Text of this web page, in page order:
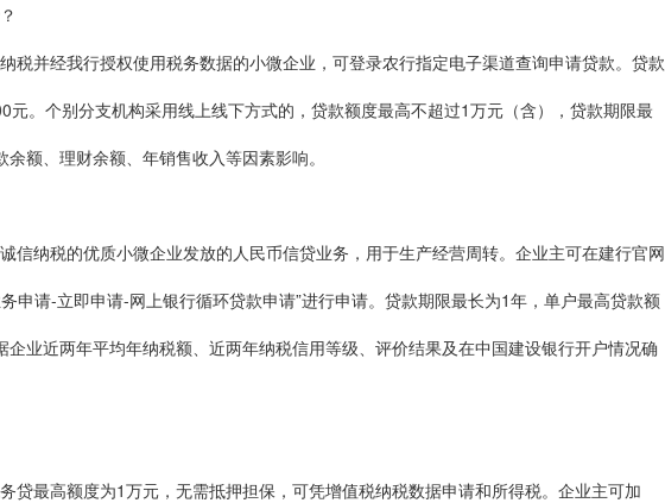
税并经我行授权使用税务数据的小微企业，可登录农行指定电子渠道查询申请贷款。贷款
元。个别分支机构采用线上线下方式的，贷款额度最高不超过1万元（含），贷款期限最
额、理财余额、年销售收入等因素影响。
信纳税的优质小微企业发放的人民币信贷业务，用于生产经营周转。企业主可在建行官网
申请-立即申请-网上银行循环贷款申请”进行申请。贷款期限最长为1年，单户最高贷款额
企业近两年平均年纳税额、近两年纳税信用等级、评价结果及在中国建设银行开户情况确
贷最高额度为1万元，无需抵押担保，可凭增值税纳税数据申请和所得税。企业主可加